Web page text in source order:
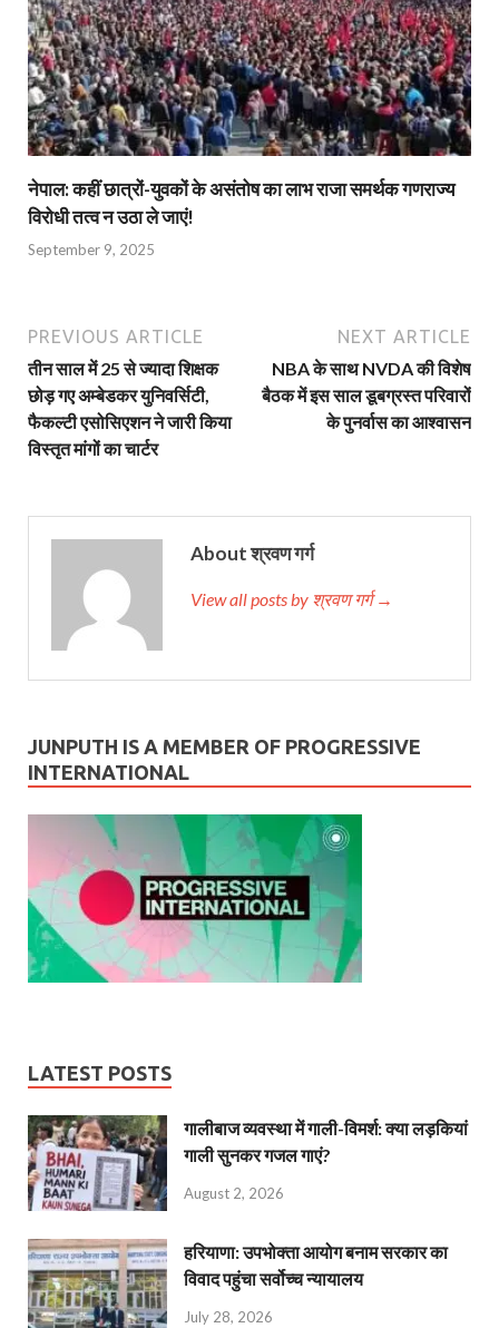
नेपाल: कहीं छात्रों-युवकों के असंतोष का लाभ राजा समर्थक गणराज्य
विरोधी तत्व न उठा ले जाएं!
September 9, 2025
PREVIOUS ARTICLE
तीन साल में 25 से ज्‍यादा शिक्षक
छोड़ गए अम्बेडकर युनिवर्सिटी,
फैकल्टी एसोसिएशन ने जारी किया
विस्‍तृत मांगों का चार्टर
NEXT ARTICLE
NBA के साथ NVDA की विशेष
बैठक में इस साल डूबग्रस्त परिवारों
के पुनर्वास का आश्वासन
About श्रवण गर्ग
View all posts by श्रवण गर्ग →
JUNPUTH IS A MEMBER OF PROGRESSIVE
INTERNATIONAL
LATEST POSTS
गालीबाज व्‍यवस्‍था में गाली-विमर्श: क्या लड़कियां
गाली सुनकर गजल गाएं?
August 2, 2026
हरियाणा: उपभोक्ता आयोग बनाम सरकार का
विवाद पहुंचा सर्वोच्च न्यायालय
July 28, 2026